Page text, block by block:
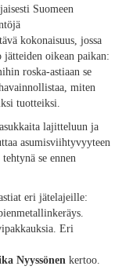
Suomeen
kokonaisuus, jossa
oikean paikan:
roska-astiaan se
miten
tuotteiksi.
lajitteluun ja
asumisviihtyvyyteen
se ennen
eri jätelajeille:
Eri
Nyyssönen kertoo.